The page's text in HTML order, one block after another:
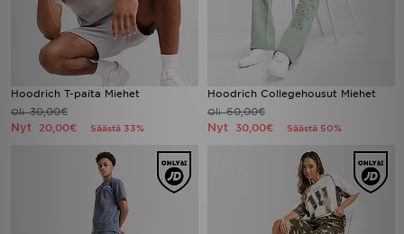
Hoodrich T-paita Miehet
Oli30,00€
Nyt 20,00€ Säästä 33%
Hoodrich Collegehousut Miehet
Oli60,00€
Nyt 30,00€ Säästä 50%